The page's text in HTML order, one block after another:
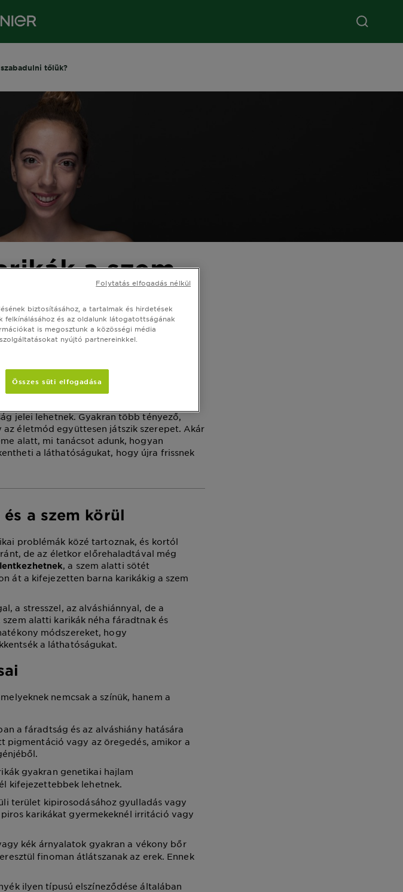
tőlük?
a szem
tőlük?
RUTIN
jelei lehetnek. Gyakran több tényező,
életmód együttesen játszik szerepet. Akár
alatt, mi tanácsot adunk, hogyan
a láthatóságukat, hogy újra frissnek
a szem körül
problémák közé tartoznak, és kortól
de az életkor előrehaladtával még
, a szem alatti sötét
át a kifejezetten barna karikákig a szem
a stresszel, az alváshiánnyal, de a
szem alatti karikák néha fáradtnak és
módszereket, hogy
a láthatóságukat.
nemcsak a színük, hanem a
a fáradtság és az alváshiány hatására
pigmentáció vagy az öregedés, amikor a
gyakran genetikai hajlam
kifejezettebbek lehetnek.
terület kipirosodásához gyulladás vagy
karikákat gyermekeknél irritáció vagy
kék árnyalatok gyakran a vékony bőr
finoman átlátszanak az erek. Ennek
ilyen típusú elszíneződése általában
biztosításához, a tartalmak és hirdetések
felkínálásához és az oldalunk látogatottságának
is megosztunk a közösségi média
nyújtó partnereinkkel.
Összes süti elfogadása
Folytatás elfogadás nélkül